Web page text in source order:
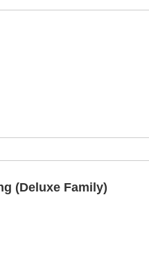
(Deluxe Family)